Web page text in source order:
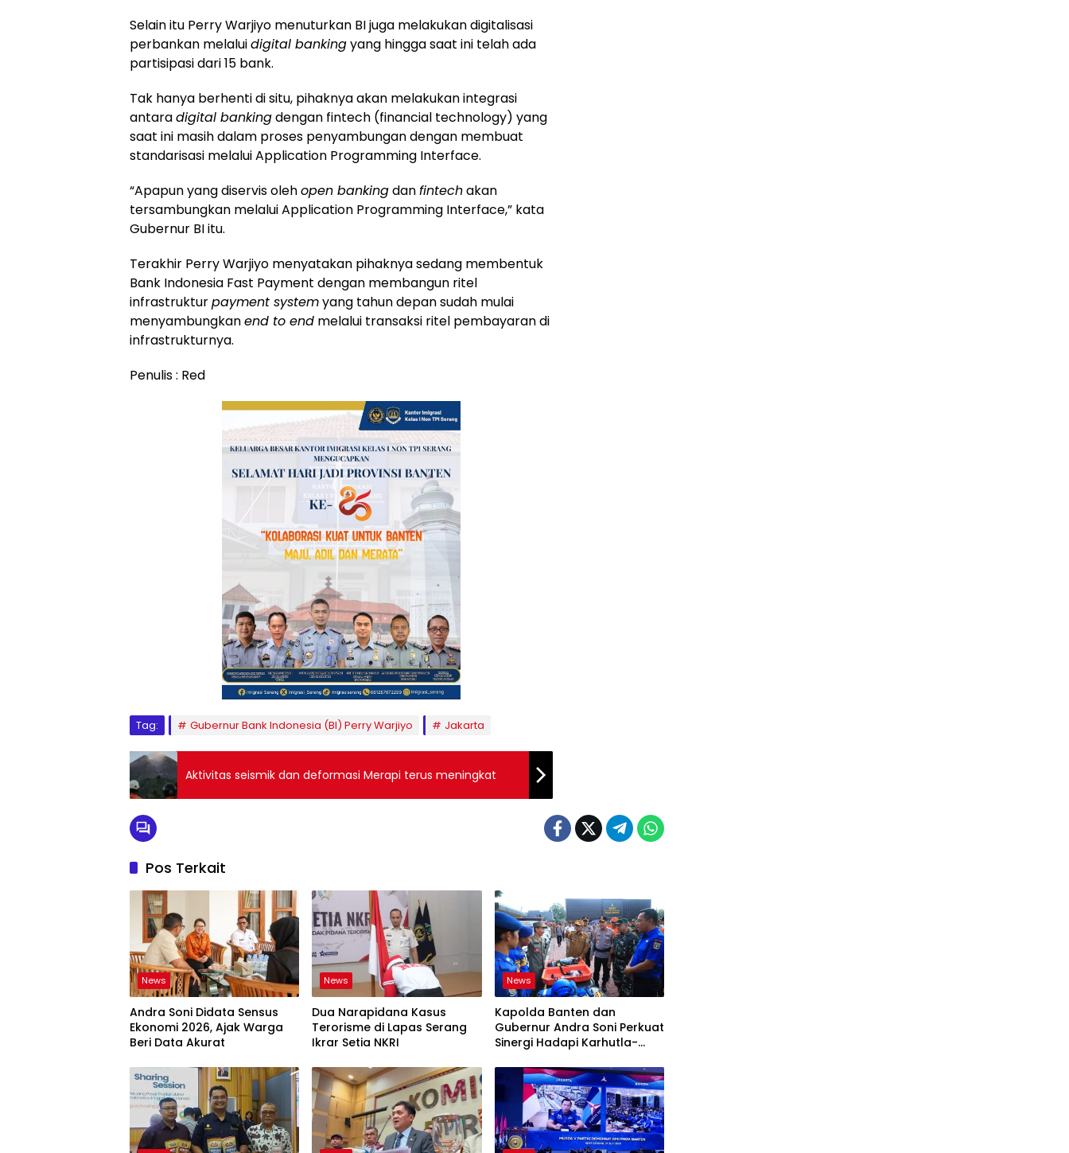
Selain itu Perry Warjiyo menuturkan BI juga melakukan digitalisasi
perbankan melaluidigital bankingyang hingga saat ini telah ada
partisipasi dari 15 bank.
Tak hanya berhenti di situ, pihaknya akan melakukan integrasi
antaradigital bankingdengan fintech (financial technology) yang
saat ini masih dalam proses penyambungan dengan membuat
standarisasi melalui Application Programming Interface.
“Apapun yang diservis olehopen bankingdanfintechakan
tersambungkan melalui Application Programming Interface,” kata
Gubernur BI itu.
Terakhir Perry Warjiyo menyatakan pihaknya sedang membentuk
Bank Indonesia Fast Payment dengan membangun ritel
infrastrukturpayment systemyang tahun depan sudah mulai
menyambungkanend to end melalui transaksi ritel pembayaran di
infrastrukturnya.
Penulis : Red
Tag: Gubernur Bank Indonesia (BI) Perry Warjiyo Jakarta
Aktivitas seismik dan deformasi Merapi terus meningkat
Pos Terkait
News
Andra Soni Didata Sensus
Ekonomi 2026, Ajak Warga
Beri Data Akurat
News
Dua Narapidana Kasus
Terorisme di Lapas Serang
Ikrar Setia NKRI
News
Kapolda Banten dan
Gubernur Andra Soni Perkuat
Sinergi Hadapi Karhutla-